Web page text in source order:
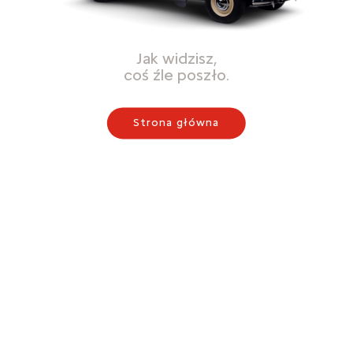
Jak widzisz,
coś źle poszło.
Strona główna